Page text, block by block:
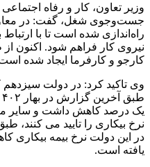
وزیر تعاون، کار و رفاه اجتماعی
جست‌وجوی شغل، گفت: در
راه‌اندازی شده است تا با ارتباط
نیروی کار فراهم شود. اکنون
کارجو و کارفرما ایجاد شده
وی تاکید کرد: در دولت
یک درصد کاهش داشت و سایر
نرخ بیکاری را تایید می کنند،
در این دولت نرخ بیمه بیکاری
یافته است.